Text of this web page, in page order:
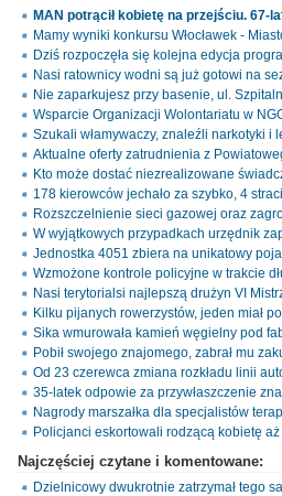
MAN potrącił kobietę na przejściu. 67-
Mamy wyniki konkursu Włocławek -
Dziś rozpoczęła się kolejna edycja
Nasi ratownicy wodni są już gotowi na
Nie zaparkujesz przy basenie, ul.
Wsparcie Organizacji Wolontariatu w
Szukali włamywaczy, znaleźli narkotyki i
Aktualne oferty zatrudnienia z
Kto może dostać niezrealizowane
178 kierowców jechało za szybko, 4
Rozszczelnienie sieci gazowej oraz
W wyjątkowych przypadkach urzędnik
Jednostka 4051 zbiera na unikatowy
Wzmożone kontrole policyjne w trakcie
Nasi terytorialsi najlepszą drużyn VI
Kilku pijanych rowerzystów, jeden miał
Sika wmurowała kamień węgielny pod
Pobił swojego znajomego, zabrał mu
Od 23 czerewca zmiana rozkładu linii
35-latek odpowie za przywłaszczenie
Nagrody marszałka dla specjalistów
Policjanci eskortowali rodzącą kobietę
Najczęściej czytane i komentowane:
Dzielnicowy dwukrotnie zatrzymał tego